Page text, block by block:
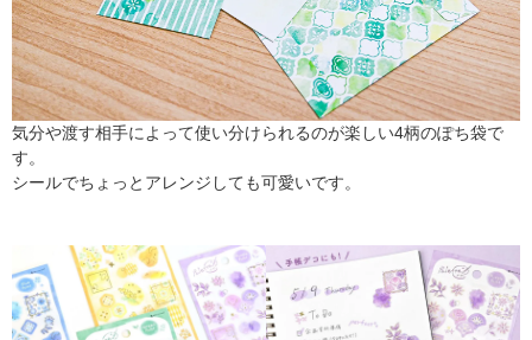
気分や渡す相手によって使い分けられるのが楽しい4柄のぽち袋で
す。
シールでちょっとアレンジしても可愛いです。